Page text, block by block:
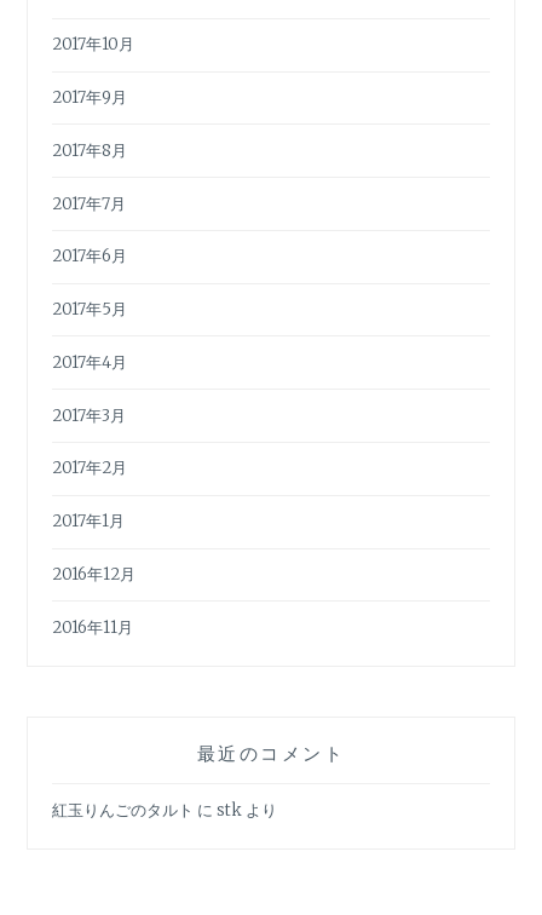
2017年10月
2017年9月
2017年8月
2017年7月
2017年6月
2017年5月
2017年4月
2017年3月
2017年2月
2017年1月
2016年12月
2016年11月
最近のコメント
紅玉りんごのタルト にstk より